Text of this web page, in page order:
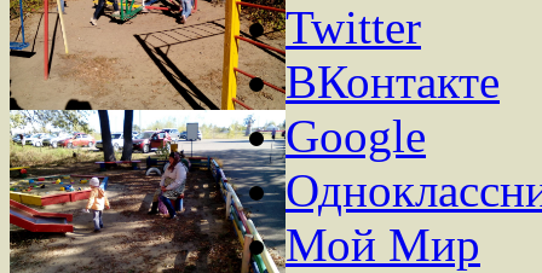
Twitter
ВКонтакте
Google
Мой Мир